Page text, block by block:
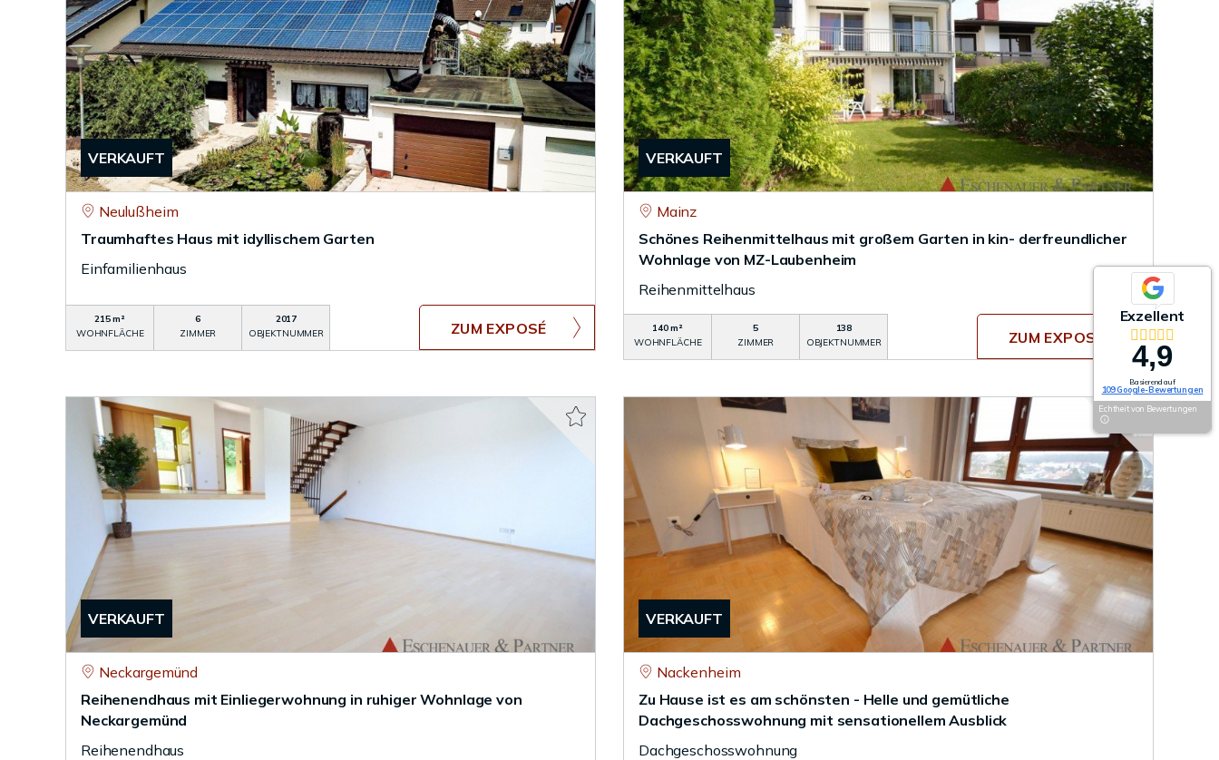
VERKAUFT
Neulußheim
Traumhaftes Haus mit idyllischem Garten
Einfamilienhaus
215 m²
WOHNFLÄCHE
6
ZIMMER
2017
OBJEKTNUMMER
ZUM EXPOSÉ
VERKAUFT
Mainz
Schönes Reihenmittelhaus mit großem Garten in kin- derfreundlicher
Wohnlage von MZ-Laubenheim
Reihenmittelhaus
140 m²
WOHNFLÄCHE
5
ZIMMER
138
OBJEKTNUMMER
ZUM EXPOSÉ
VERKAUFT
Neckargemünd
Reihenendhaus mit Einliegerwohnung in ruhiger Wohnlage von
Neckargemünd
Reihenendhaus
VERKAUFT
Nackenheim
Zu Hause ist es am schönsten - Helle und gemütliche
Dachgeschosswohnung mit sensationellem Ausblick
Dachgeschosswohnung
Exzellent
4,9
Basierend auf
109 Google-Bewertungen
Echtheit von Bewertungen